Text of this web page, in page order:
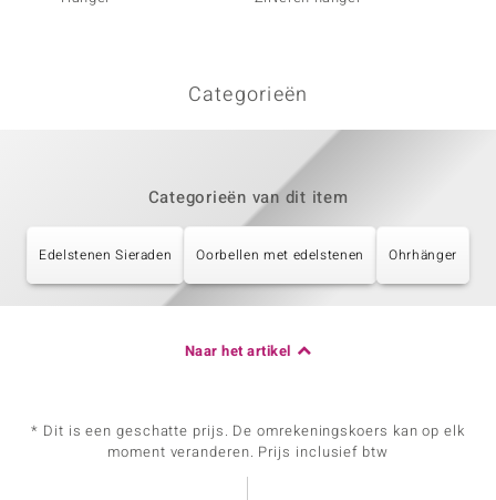
Categorieën
Categorieën van dit item
Edelstenen Sieraden Oorbellen met edelstenen Ohrhänger
Naar het artikel
* Dit is een geschatte prijs. De omrekeningskoers kan op elk
moment veranderen. Prijs inclusief btw